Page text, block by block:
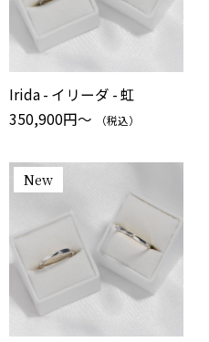
Irida - イリーダ - 虹
350,900円～
（税込）
New